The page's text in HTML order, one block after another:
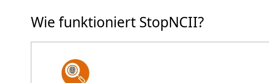
Wie funktioniert StopNCII?